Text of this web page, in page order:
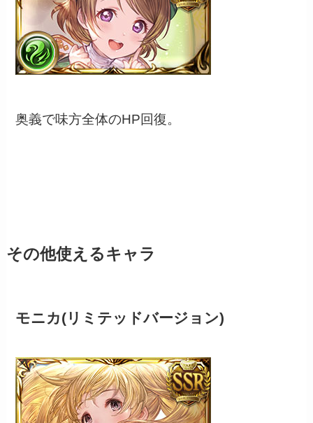
奥義で味方全体のHP回復。
その他使えるキャラ
モニカ(リミテッドバージョン)